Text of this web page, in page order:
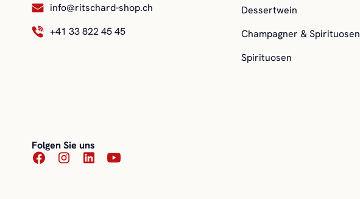
info@ritschard-shop.ch
+41 33 822 45 45
Folgen Sie uns
Dessertwein
Champagner & Spirituosen
Spirituosen